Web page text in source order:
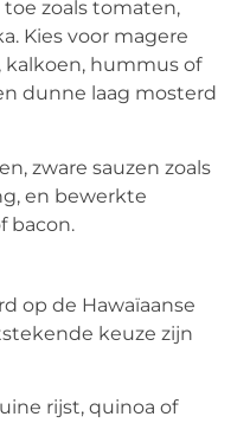
zoals tomaten,
Kies voor magere
hummus of
dunne laag mosterd
zware sauzen zoals
en bewerkte
bacon.
op de Hawaïaanse
keuze zijn
rijst, quinoa of